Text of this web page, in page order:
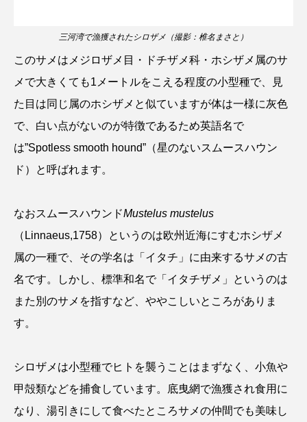
三河湾で漁獲されたシロザメ（撮影：椎名まさと）
このサメはメジロザメ目・ドチザメ科・ホシザメ属のサ
メで大きくても1メートルをこえる程度の小型種で、見
た目は同じ属のホシザメと似ていますが体は一様に灰色
で、白い点がないのが特徴であるため英語名で
は”Spotless smooth hound”（星のないスムースハウン
ド）と呼ばれます。
なおスムースハウンドMustelus mustelus
（Linnaeus,1758）というのは欧州近海にすむホシザメ
属の一種で、その学名は「イタチ」に由来するサメの古
名です。しかし、標準和名で「イタチザメ」というのは
また別のサメを指すなど、ややこしいところがありま
す。
シロザメは小型種でヒトを襲うことはまずなく、小魚や
甲殻類などを捕食しています。底曳網で漁獲され食用に
なり、湯引きにして食べたところサメの仲間でも美味し